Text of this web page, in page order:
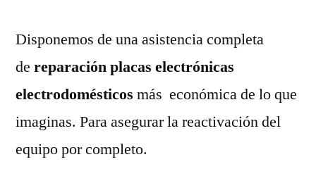
Disponemos de una asistencia completa
de reparación placas electrónicas
electrodomésticos más económica de lo que
imaginas. Para asegurar la reactivación del
equipo por completo.